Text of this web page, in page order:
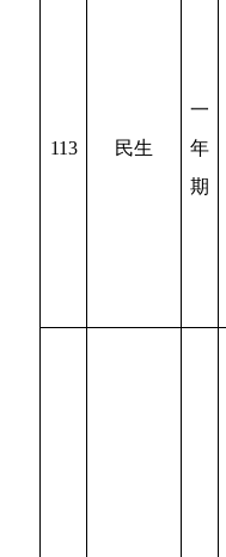
113 民生
一
年
期